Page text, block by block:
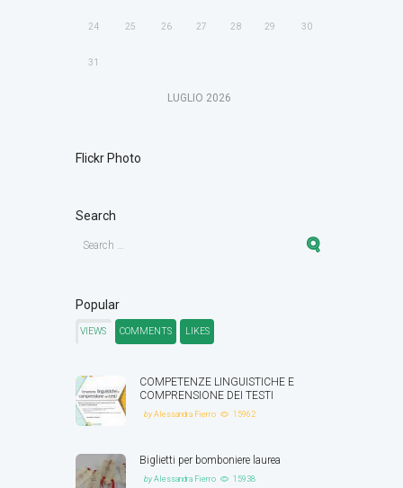
24 25 26 27 28 29 30
31
LUGLIO 2026
Flickr Photo
Search
Popular
VIEWS COMMENTS LIKES
COMPETENZE LINGUISTICHE E
COMPRENSIONE DEI TESTI
byAlessandra Fierro 15962
Biglietti per bomboniere laurea
byAlessandra Fierro 15938